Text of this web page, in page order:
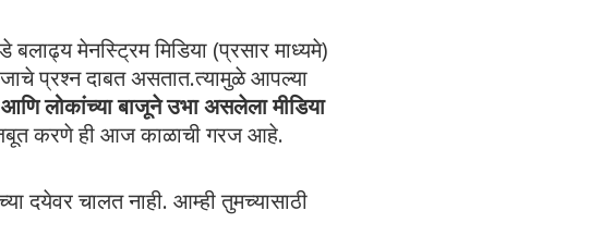
मेनस्ट्रिम मिडिया (प्रसार माध्यमे)
प्रश्न दाबत असतात.त्यामुळे आपल्या
लोकांच्या बाजूने उभा असलेला मीडिया
करणे ही आज काळाची गरज आहे.
दयेवर चालत नाही. आम्ही तुमच्यासाठी